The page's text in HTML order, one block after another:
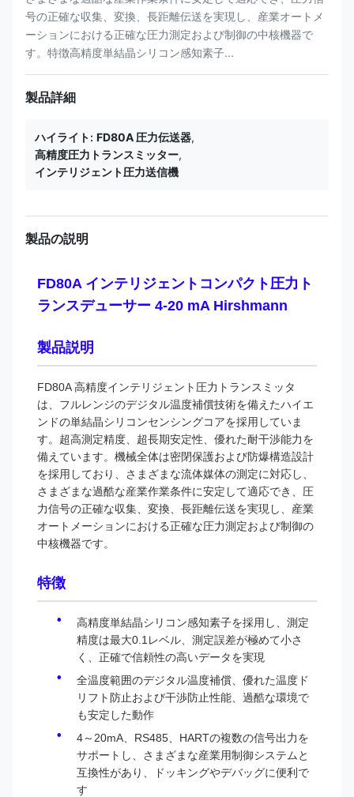
号の正確な収集、変換、長距離伝送を実現し、産業オートメ
ーションにおける正確な圧力測定および制御の中核機器で
す。特徴高精度単結晶シリコン感知素子...
製品詳細
ハイライト: FD80A 圧力伝送器,
高精度圧力トランスミッター,
インテリジェント圧力送信機
製品の説明
FD80A インテリジェントコンパクト圧力ト
ランスデューサー 4-20 mA Hirshmann
製品説明
FD80A 高精度インテリジェント圧力トランスミッタ
は、フルレンジのデジタル温度補償技術を備えたハイエ
ンドの単結晶シリコンセンシングコアを採用していま
す。超高測定精度、超長期安定性、優れた耐干渉能力を
備えています。機械全体は密閉保護および防爆構造設計
を採用しており、さまざまな流体媒体の測定に対応し、
さまざまな過酷な産業作業条件に安定して適応でき、圧
力信号の正確な収集、変換、長距離伝送を実現し、産業
オートメーションにおける正確な圧力測定および制御の
中核機器です。
特徴
高精度単結晶シリコン感知素子を採用し、測定
精度は最大0.1レベル、測定誤差が極めて小さ
く、正確で信頼性の高いデータを実現
全温度範囲のデジタル温度補償、優れた温度ド
リフト防止および干渉防止性能、過酷な環境で
も安定した動作
4～20mA、RS485、HARTの複数の信号出力を
サポートし、さまざまな産業用制御システムと
互換性があり、ドッキングやデバッグに便利で
す